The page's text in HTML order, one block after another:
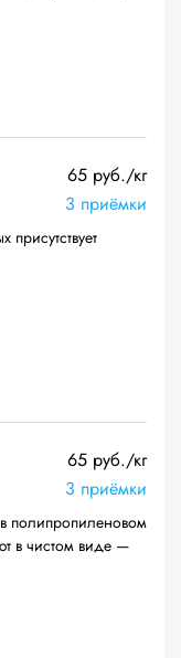
65 руб./кг
3 приёмки
присутствует
65 руб./кг
3 приёмки
полипропиленовом
в чистом виде —